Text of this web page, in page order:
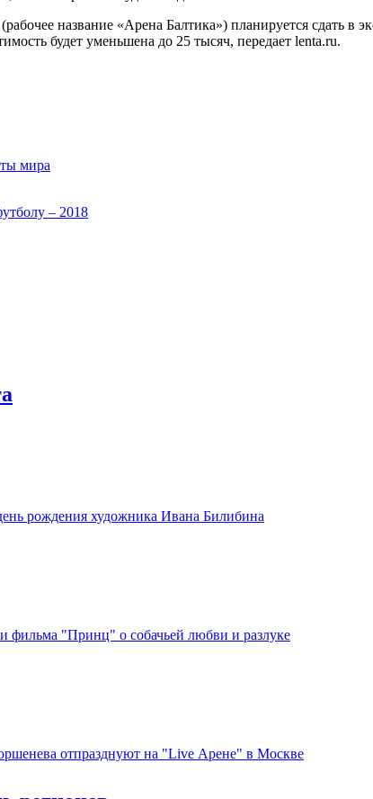
название «Арена Балтика») планируется сдать
будет уменьшена до 25 тысяч, передает lenta.ru.
мира
– 2018
рождения художника Ивана Билибина
фильма "Принц" о собачьей любви и разлуке
отпразднуют на "Live Арене" в Москве